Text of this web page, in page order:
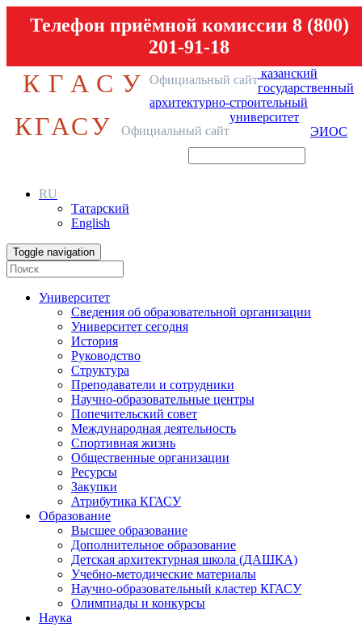
Телефон приёмной комиссии 8 (800)
201-91-18
КГАСУ Официальный сайт казанский
государственный
архитектурно-строительный
университет
КГАСУ Официальный сайт ЭИОС
RU
Татарский
English
Toggle navigation
Университет
Сведения об образовательной организации
Университет сегодня
История
Руководство
Структура
Преподаватели и сотрудники
Научно-образовательные центры
Попечительский совет
Международная деятельность
Спортивная жизнь
Общественные организации
Ресурсы
Закупки
Атрибутика КГАСУ
Образование
Высшее образование
Дополнительное образование
Детская архитектурная школа (ДАШКА)
Учебно-методические материалы
Научно-образовательный кластер КГАСУ
Олимпиады и конкурсы
Наука